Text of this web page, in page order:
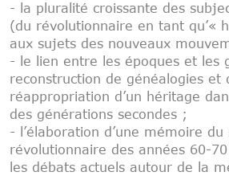
- la pluralité croissante des
(du révolutionnaire en tant qu’«
aux sujets des nouveaux
- le lien entre les époques et les
reconstruction de généalogies et
réappropriation d’un héritage
des générations secondes ;
- l’élaboration d’une mémoire
révolutionnaire des années 60-
les débats actuels autour de la